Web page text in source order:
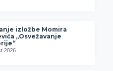
izložbe Momira
„Osvežavanje
2026.